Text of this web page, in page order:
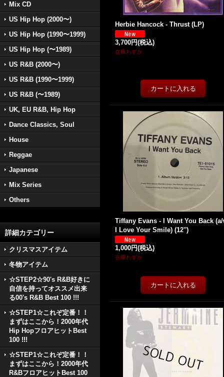
Mix CD
US Hip Hop (2000〜)
US Hip Hop (1990〜1999)
US Hip Hop (〜1989)
US R&B (2000〜)
US R&B (1990〜1999)
US R&B (〜1989)
UK, EU R&B, Hip Hop
Dance Classics, Soul
House
Reggae
Japanese
Mix Series
Others
詳細カテゴリー
クリスマスアイテム
冬物アイテム
☆STEP2☆90's R&B好きに
自信を持ってオススメ出来
る00's R&B Best 100 !!!
☆STEP1☆これぞ定番！！
まずはここから！2000年代
Hip HopフロアヒットBest
100 !!!
☆STEP1☆これぞ定番！！
まずはここから！2000年代
R&BフロアヒットBest 100
Herbie Hancock - Thrust (LP)
3,700円(税込)
在庫わずか
Tiffany Evans - I Want You Back
I Love Your Smile) (12'')
1,000円(税込)
在庫わずか